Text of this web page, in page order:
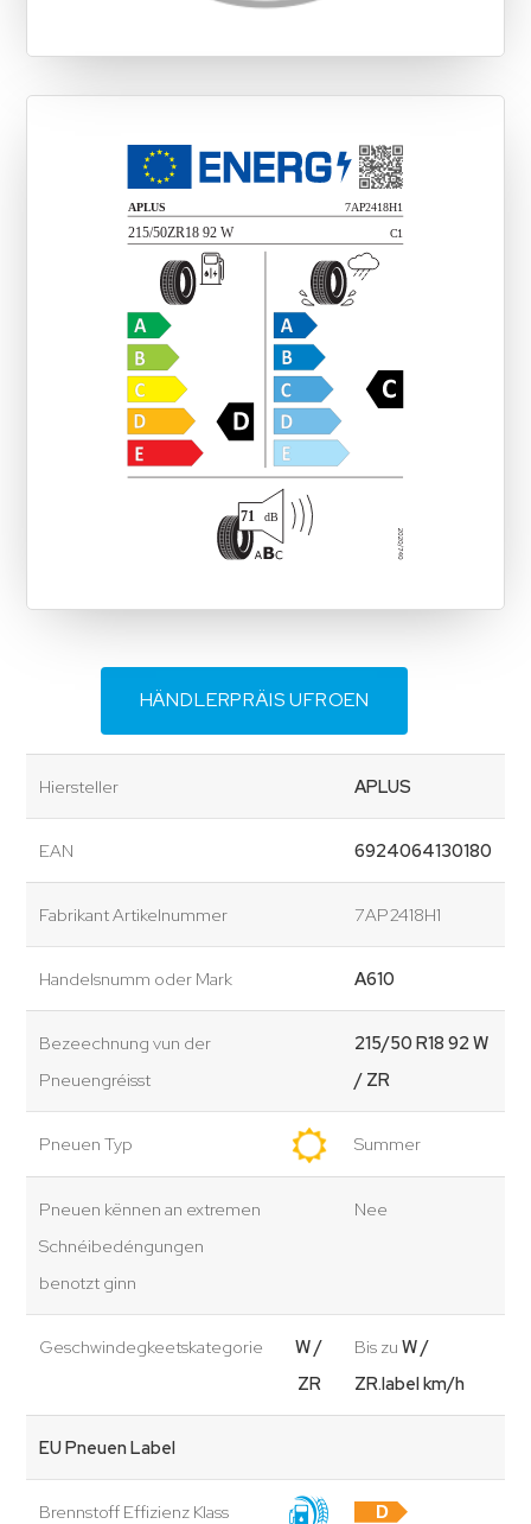
HÄNDLERPRÄIS UFROEN
Hiersteller APLUS
EAN 6924064130180
Fabrikant Artikelnummer 7AP2418H1
Handelsnumm oder Mark A610
Bezeechnung vun der
Pneuengréisst
215/50 R18 92 W
/ ZR
Pneuen Typ Summer
Pneuen kënnen an extremen
Schnéibedéngungen
benotzt ginn
Nee
Geschwindegkeetskategorie
W /
ZR
Bis zu W /
ZR.label km/h
EU Pneuen Label
Brennstoff Effizienz Klass D